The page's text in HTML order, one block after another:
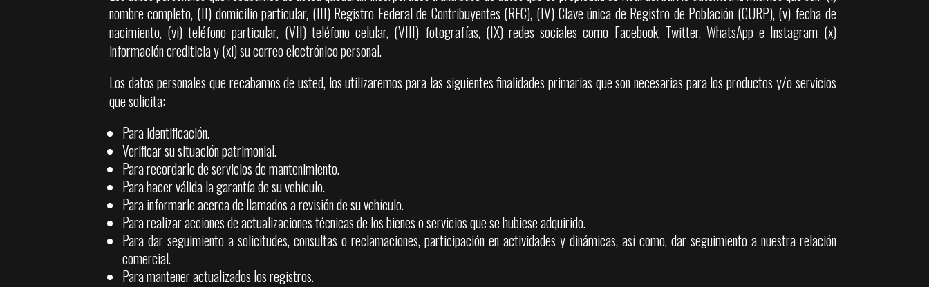
nombre completo, (II) domicilio particular, (III) Registro Federal de Contribuyentes (RFC), (IV) Clave única de Registro de Población (CURP), (v) fecha de
nacimiento, (vi) teléfono particular, (VII) teléfono celular, (VIII) fotografías, (IX) redes sociales como Facebook, Twitter, WhatsApp e Instagram (x)
información crediticia y (xi) su correo electrónico personal.
Los datos personales que recabamos de usted, los utilizaremos para las siguientes finalidades primarias que son necesarias para los productos y/o servicios
que solicita:
Para identificación.
Verificar su situación patrimonial.
Para recordarle de servicios de mantenimiento.
Para hacer válida la garantía de su vehículo.
Para informarle acerca de llamados a revisión de su vehículo.
Para realizar acciones de actualizaciones técnicas de los bienes o servicios que se hubiese adquirido.
Para dar seguimiento a solicitudes, consultas o reclamaciones, participación en actividades y dinámicas, así como, dar seguimiento a nuestra relación
comercial.
Para mantener actualizados los registros.